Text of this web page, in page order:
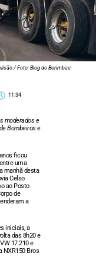
/ Foto: Blog do Berimbau
11:34
moderados e
Bombeiros e
ficou
uma
manhã desta
Celso
ao Posto
de
a
iniciais, a
das 8h20 e
17.210 e
NXR150 Bros